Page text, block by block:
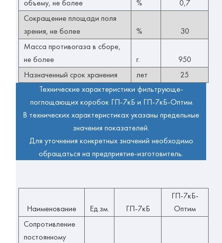
объему, не более %
0,7
Сокращение площади поля
зрения, не более
%
30
Масса противогаза в сборе,
не более
г.
950
Назначенный срок хранения
лет
25
Технические характеристики фильтрующе-
поглощающих коробок ГП-7кБ и ГП-7кБ-Оптим
В технических характеристиках указаны предельные
значения показателей.
Для уточнения конкретных значений необходимо
обращаться на предприятие-изготовитель.
Наименование Ед.зм. ГП-7кБ
ГП-7кБ-
Оптим
Сопротивление
постоянному